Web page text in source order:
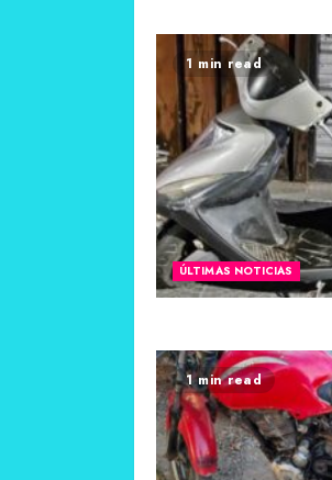
1 min read
ÚLTIMAS NOTICIAS
1 min read